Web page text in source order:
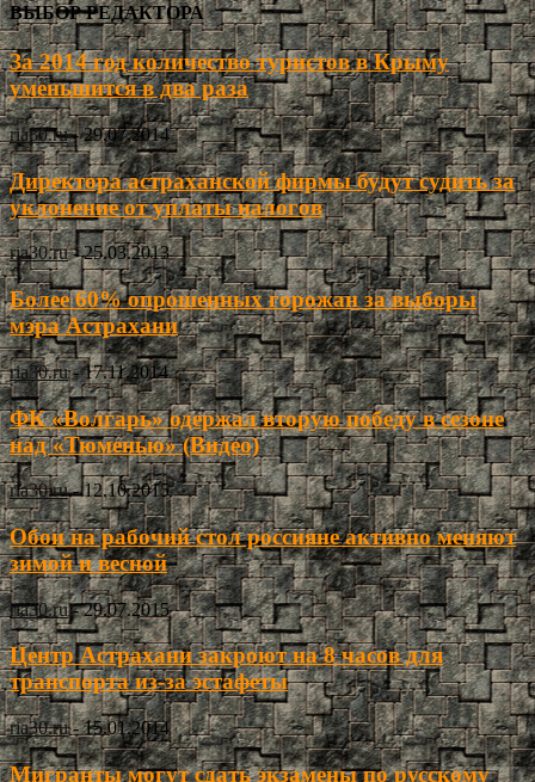
ВЫБОР РЕДАКТОРА
За 2014 год количество туристов в Крыму
уменьшится в два раза
ria30.ru - 29.07.2014
Директора астраханской фирмы будут судить за
уклонение от уплаты налогов
ria30.ru - 25.03.2013
Более 60% опрошенных горожан за выборы
мэра Астрахани
ria30.ru - 17.11.2014
ФК «Волгарь» одержал вторую победу в сезоне
над «Тюменью» (Видео)
ria30.ru - 12.10.2015
Обои на рабочий стол россияне активно меняют
зимой и весной
ria30.ru - 29.07.2015
Центр Астрахани закроют на 8 часов для
транспорта из-за эстафеты
ria30.ru - 15.01.2014
Мигранты могут сдать экзамены по русскому